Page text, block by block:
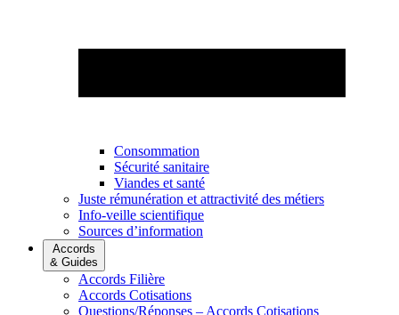
Consommation
Sécurité sanitaire
Viandes et santé
Juste rémunération et attractivité des métiers
Info-veille scientifique
Sources d’information
Accords
& Guides
Accords Filière
Accords Cotisations
Questions/Réponses – Accords Cotisations